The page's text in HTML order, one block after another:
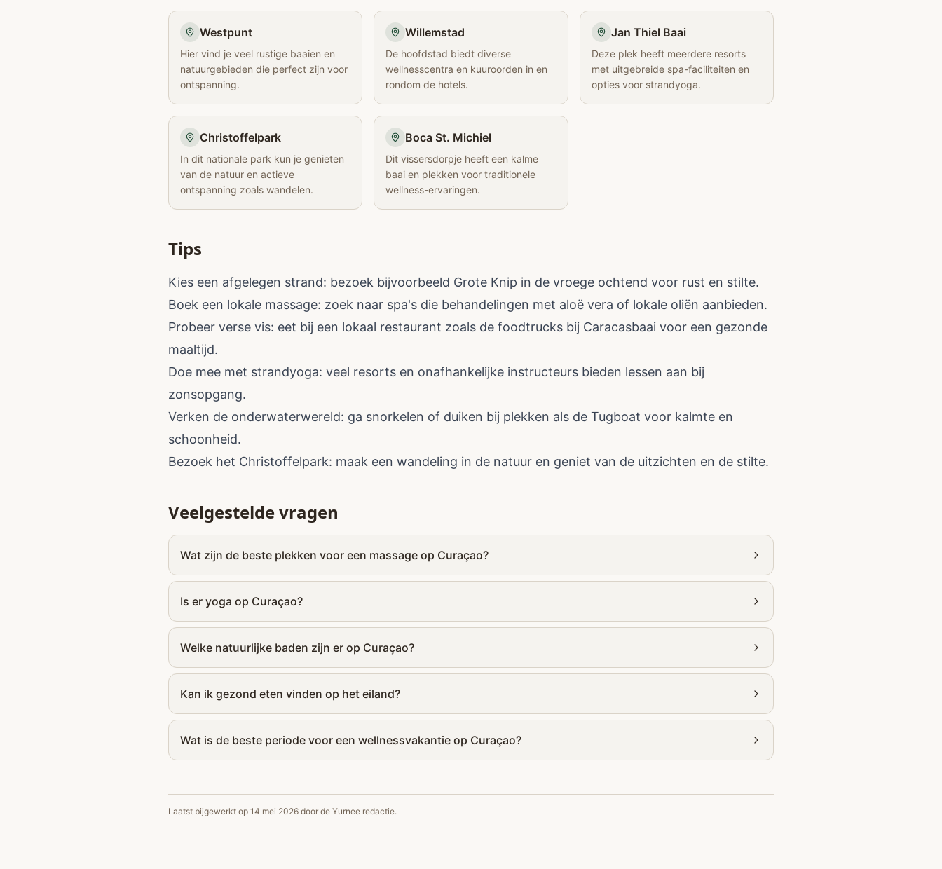
Westpunt
Hier vind je veel rustige baaien en
natuurgebieden die perfect zijn voor
ontspanning.
Willemstad
De hoofdstad biedt diverse
wellnesscentra en kuuroorden in en
rondom de hotels.
Jan Thiel Baai
Deze plek heeft meerdere resorts
met uitgebreide spa-faciliteiten en
opties voor strandyoga.
Christoffelpark
In dit nationale park kun je genieten
van de natuur en actieve
ontspanning zoals wandelen.
Boca St. Michiel
Dit vissersdorpje heeft een kalme
baai en plekken voor traditionele
wellness-ervaringen.
Tips
Kies een afgelegen strand: bezoek bijvoorbeeld Grote Knip in de vroege ochtend voor rust en stilte.
Boek een lokale massage: zoek naar spa's die behandelingen met aloë vera of lokale oliën aanbieden.
Probeer verse vis: eet bij een lokaal restaurant zoals de foodtrucks bij Caracasbaai voor een gezonde
maaltijd.
Doe mee met strandyoga: veel resorts en onafhankelijke instructeurs bieden lessen aan bij
zonsopgang.
Verken de onderwaterwereld: ga snorkelen of duiken bij plekken als de Tugboat voor kalmte en
schoonheid.
Bezoek het Christoffelpark: maak een wandeling in de natuur en geniet van de uitzichten en de stilte.
Veelgestelde vragen
Wat zijn de beste plekken voor een massage op Curaçao?
Is er yoga op Curaçao?
Welke natuurlijke baden zijn er op Curaçao?
Kan ik gezond eten vinden op het eiland?
Wat is de beste periode voor een wellnessvakantie op Curaçao?
Laatst bijgewerkt op 14 mei 2026 door de Yurnee redactie.